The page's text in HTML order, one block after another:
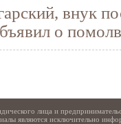
внук
о
лица и
являются исключительно